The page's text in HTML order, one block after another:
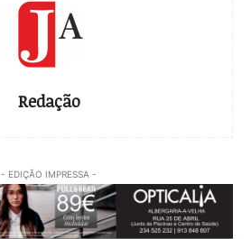
Redação
- EDIÇÃO IMPRESSA -